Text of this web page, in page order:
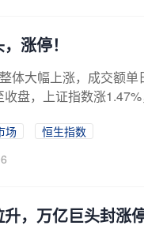
涨停！
体大幅上涨，成交额
盘，上证指数涨
场
恒生指数
，万亿巨头封涨